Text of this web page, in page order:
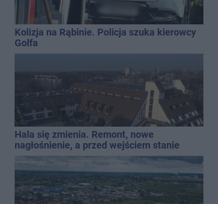
Kolizja na Rąbinie. Policja szuka kierowcy
Golfa
Hala się zmienia. Remont, nowe
nagłośnienie, a przed wejściem stanie
QEMETICA ARENA